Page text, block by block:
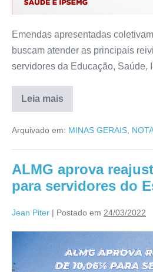
Emendas apresentadas
buscam atender as principais
servidores da Educação, Saúde,
Leia mais
Arquivado em: MINAS GERAIS
ALMG aprova
para servidores do
Jean Piter | Postado em 24/03/2022